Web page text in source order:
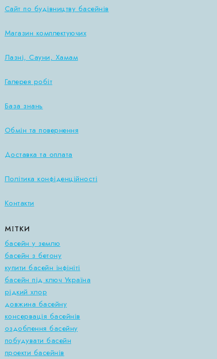
Сайт по будівництву басейнів
Магазин комплектуючих
Лазні, Сауни, Хамам
Галерея робіт
База знань
Обмін та повернення
Доставка та оплата
Політика конфіденційності
Контакти
МІТКИ
басейн у землю
басейн з бетону
купити басейн інфініті
басейн під ключ Україна
рідкий хлор
довжина басейну
консервація басейнів
оздоблення басейну
побудувати басейн
проекти басейнів